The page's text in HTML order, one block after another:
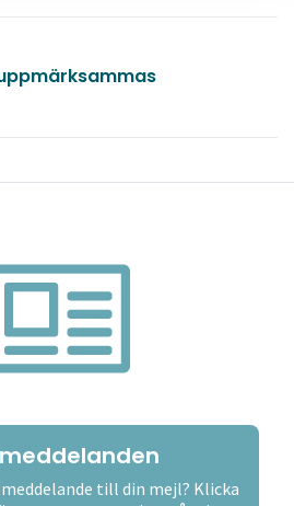
till din mejl? Klicka